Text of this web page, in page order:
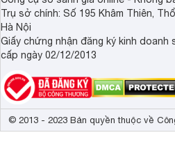
Trụ sở chính: Số 195 Khâm Thiên,
Hà Nội
Giấy chứng nhận đăng ký kinh doanh
cấp ngày 02/12/2013
© 2013 - 2023 Bản quyền thuộc về